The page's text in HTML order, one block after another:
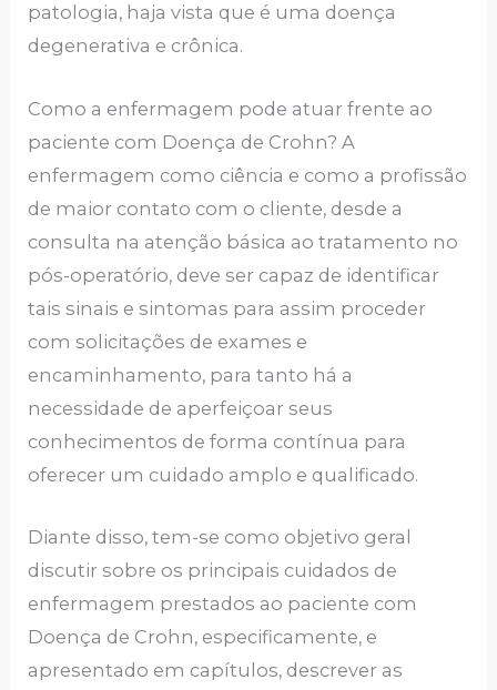
patologia, haja vista que é uma doença
degenerativa e crônica.
Como a enfermagem pode atuar frente ao
paciente com Doença de Crohn? A
enfermagem como ciência e como a profissão
de maior contato com o cliente, desde a
consulta na atenção básica ao tratamento no
pós-operatório, deve ser capaz de identificar
tais sinais e sintomas para assim proceder
com solicitações de exames e
encaminhamento, para tanto há a
necessidade de aperfeiçoar seus
conhecimentos de forma contínua para
oferecer um cuidado amplo e qualificado.
Diante disso, tem-se como objetivo geral
discutir sobre os principais cuidados de
enfermagem prestados ao paciente com
Doença de Crohn, especificamente, e
apresentado em capítulos, descrever as